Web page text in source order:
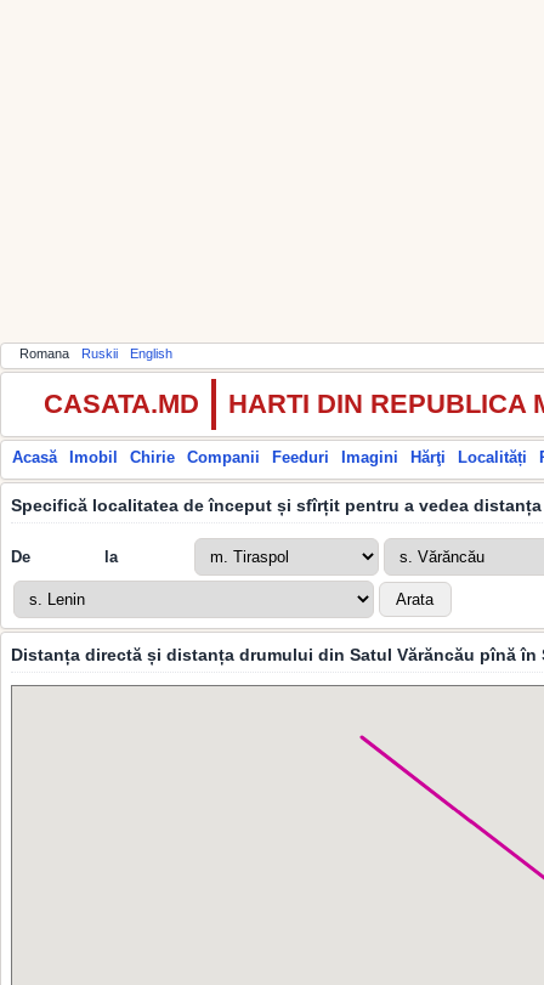
Romana Ruskii English
CASATA.MD HARTI DIN REPUBLICA
Acasă Imobil Chirie Companii Feeduri Imagini Hărţi Localități
Specifică localitatea de început și sfîrțit pentru a vedea
De la
Distanța directă și distanța drumului din Satul Vărăncău pînă